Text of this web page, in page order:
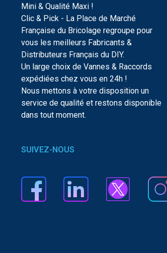
Mini & Qualité Maxi !
Clic & Pick - La Place de Marché
Française du Bricolage regroupe pour
vous les meilleurs Fabricants &
Distributeurs Français du DIY.
Un large choix de Vannes & Raccords
expédiées chez vous en 24h !
Nous mettons à votre disposition un
service de qualité et restons disponible
dans tout moment.
SUIVEZ-NOUS